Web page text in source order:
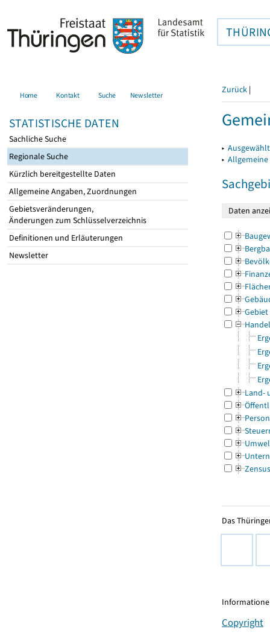
Home Kontakt Suche Newsletter
STATISTISCHE DATEN
Sachliche Suche
Regionale Suche
Kürzlich bereitgestellte Daten
Allgemeine Angaben, Zuordnungen
Gebietsveränderungen,
Änderungen zum Schlüsselverzeichnis
Definitionen und Erläuterungen
Newsletter
Zurück |
▸
▸
Gebiet
Land-
Zensus
Das
Copyright